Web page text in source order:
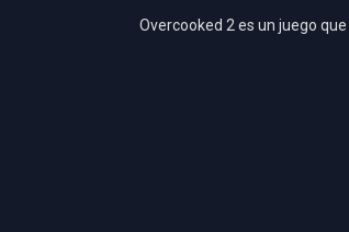
Overcooked 2 es un juego